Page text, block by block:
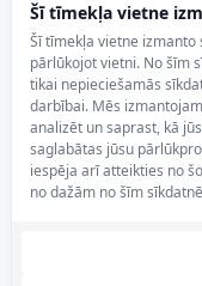
Šī tīmekļa vietne
Šī tīmekļa vietne
pārlūkojot vietni. No šīm
tikai nepieciešamās
darbībai. Mēs
analizēt un saprast, kā
saglabātas jūsu
iespēja arī atteikties no
no dažām no šīm